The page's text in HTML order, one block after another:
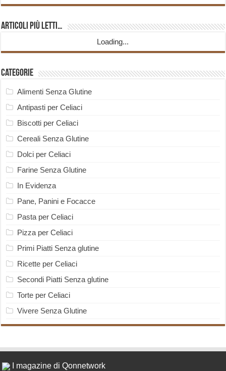
Articoli più Letti…
Loading...
Categorie
Alimenti Senza Glutine
Antipasti per Celiaci
Biscotti per Celiaci
Cereali Senza Glutine
Dolci per Celiaci
Farine Senza Glutine
In Evidenza
Pane, Panini e Focacce
Pasta per Celiaci
Pizza per Celiaci
Primi Piatti Senza glutine
Ricette per Celiaci
Secondi Piatti Senza glutine
Torte per Celiaci
Vivere Senza Glutine
I magazine di Qonnetwork